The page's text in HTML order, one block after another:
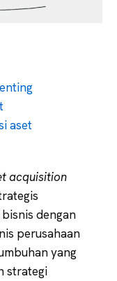
aset
acquisition
dengan
perusahaan
yang
strategi